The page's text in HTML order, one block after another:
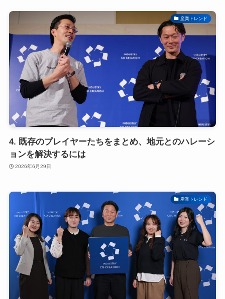
産業トレンド
4. 既存のプレイヤーたちをまとめ、地元とのハレーシ
ョンを解決するには
2026年6月29日
産業トレンド